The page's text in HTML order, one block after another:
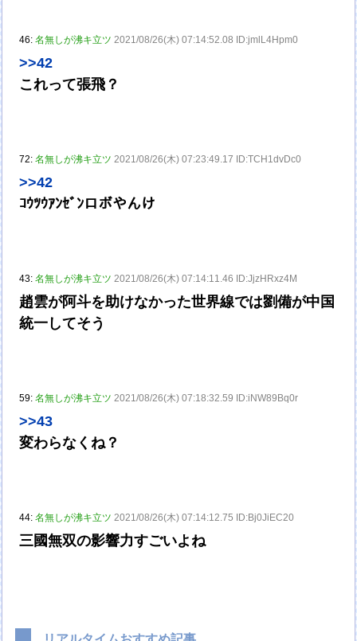
46:名無しが沸キ立ツ 2021/08/26(木) 07:14:52.08 ID:jmlL4Hpm0
>>42
これって張飛？
72:名無しが沸キ立ツ 2021/08/26(木) 07:23:49.17 ID:TCH1dvDc0
>>42
ｺｳﾂｳｱﾝｾﾞﾝロボやんけ
43:名無しが沸キ立ツ 2021/08/26(木) 07:14:11.46 ID:JjzHRxz4M
趙雲が阿斗を助けなかった世界線では劉備が中国
統一してそう
59:名無しが沸キ立ツ 2021/08/26(木) 07:18:32.59 ID:iNW89Bq0r
>>43
変わらなくね？
44:名無しが沸キ立ツ 2021/08/26(木) 07:14:12.75 ID:Bj0JiEC20
三國無双の影響力すごいよね